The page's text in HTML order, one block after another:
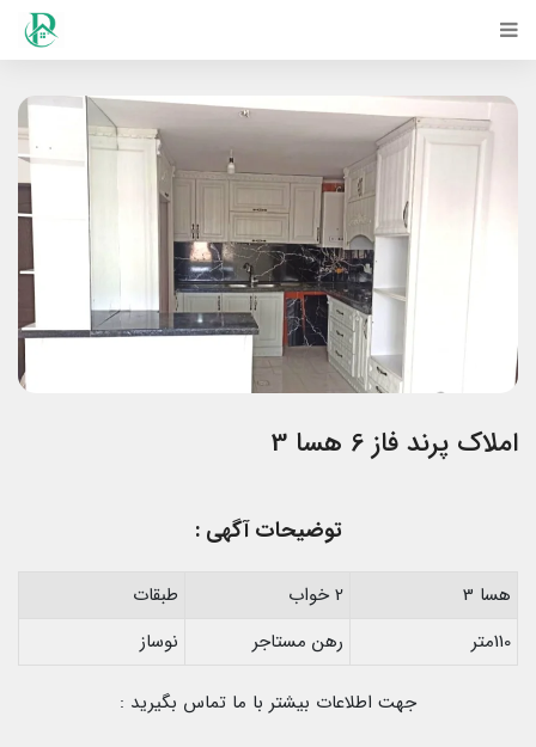
املاک پرند فاز 6 هسا 3
توضیحات آگهی :
هسا 3 2 خواب
طبقات
110متر
رهن مستاجر نوساز
جهت اطلاعات بیشتر با ما تماس بگیرید :